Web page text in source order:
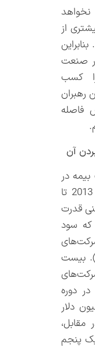
از
صنعت
کسب
رهبران
فاصله
آن
209 شرکت بیمه در
کشورهای مختلف جهان از سال 2013 تا
قدرت
سود
بیمه تقسیم شده است (شکل 1). بیست
دوره
تا 2017) 764 میلیون دلار
پنجم